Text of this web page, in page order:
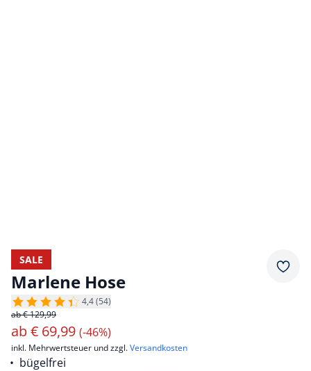
SALE
Marlene Hose
4,4 (54)
ab € 129,99
ab€ 69,99 (-46%)
inkl. Mehrwertsteuer und zzgl.Versandkosten
bügelfrei